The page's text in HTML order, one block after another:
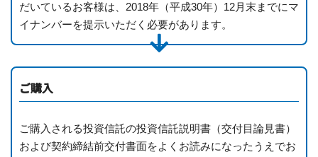
だいているお客様は、2018年（平成30年）12月末までにマ
イナンバーを提示いただく必要があります。
ご購入
ご購入される投資信託の投資信託説明書（交付目論見書）
および契約締結前交付書面をよくお読みになったうえでお